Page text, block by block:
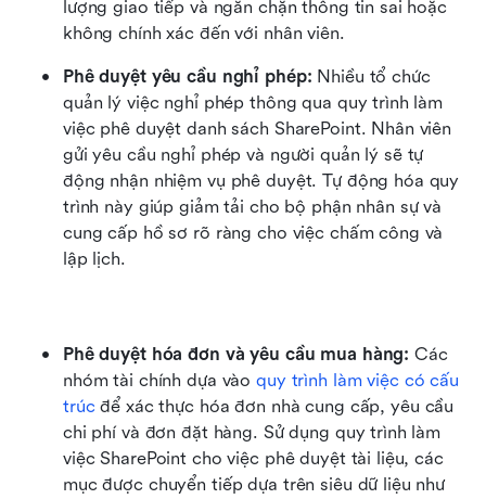
lượng giao tiếp và ngăn chặn thông tin sai hoặc
không chính xác đến với nhân viên.
Phê duyệt yêu cầu nghỉ phép: Nhiều tổ chức
quản lý việc nghỉ phép thông qua quy trình làm
việc phê duyệt danh sách SharePoint. Nhân viên
gửi yêu cầu nghỉ phép và người quản lý sẽ tự
động nhận nhiệm vụ phê duyệt. Tự động hóa quy
trình này giúp giảm tải cho bộ phận nhân sự và
cung cấp hồ sơ rõ ràng cho việc chấm công và
lập lịch.
Phê duyệt hóa đơn và yêu cầu mua hàng: Các
nhóm tài chính dựa vào quy trình làm việc có cấu
trúc để xác thực hóa đơn nhà cung cấp, yêu cầu
chi phí và đơn đặt hàng. Sử dụng quy trình làm
việc SharePoint cho việc phê duyệt tài liệu, các
mục được chuyển tiếp dựa trên siêu dữ liệu như